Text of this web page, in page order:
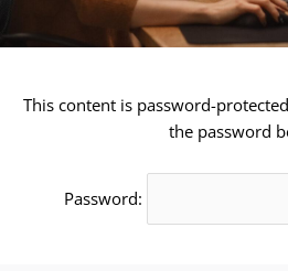
This content is password-
the password
Password: